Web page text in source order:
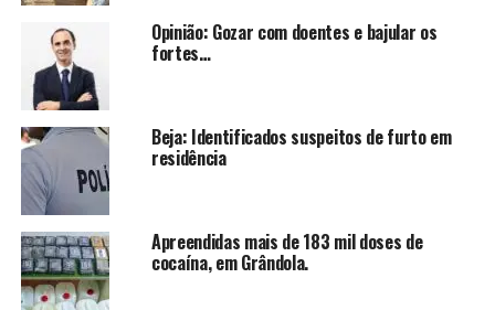
Opinião: Gozar com doentes e bajular os
fortes…
Beja: Identificados suspeitos de furto em
residência
Apreendidas mais de 183 mil doses de
cocaína, em Grândola.